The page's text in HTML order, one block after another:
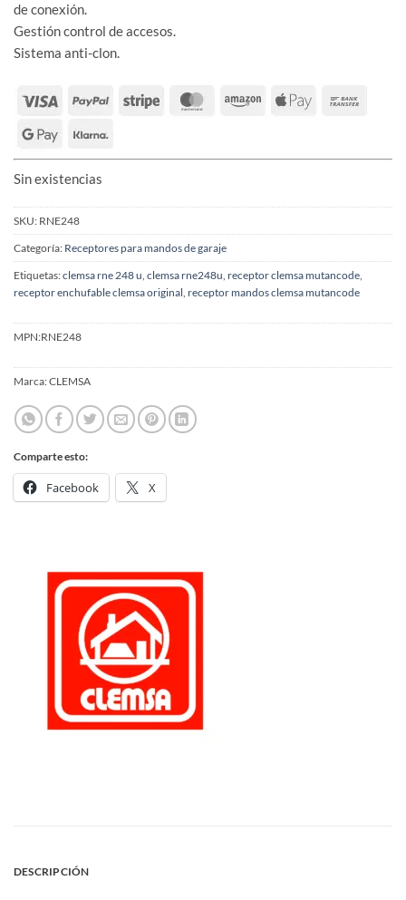
de conexión.
Gestión control de accesos.
Sistema anti-clon.
Sin existencias
SKU: RNE248
Categoría: Receptores para mandos de garaje
Etiquetas:clemsa rne 248 u, clemsa rne248u, receptor clemsa mutancode,
receptor enchufable clemsa original, receptor mandos clemsa mutancode
MPN:RNE248
Marca:CLEMSA
Comparte esto:
Facebook X
DESCRIPCIÓN